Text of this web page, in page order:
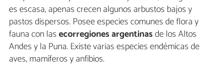
es escasa, apenas crecen algunos arbustos bajos y
pastos dispersos. Posee especies comunes de flora y
fauna con lasecorregiones argentinasde los Altos
Andes y la Puna. Existe varias especies endémicas de
aves, mamíferos y anfibios.